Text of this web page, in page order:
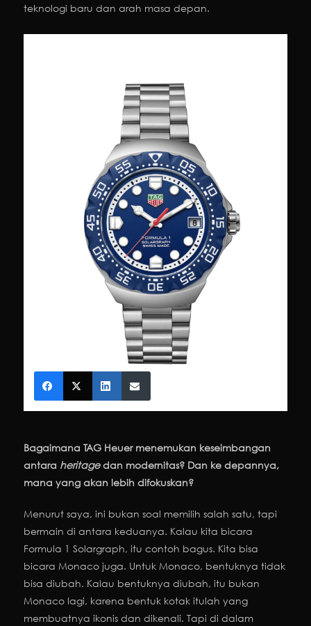
teknologi baru dan arah masa depan.
Bagaimana TAG Heuer menemukan keseimbangan
antara heritagedan modernitas? Dan ke depannya,
mana yang akan lebih difokuskan?
Menurut saya, ini bukan soal memilih salah satu, tapi
bermain di antara keduanya. Kalau kita bicara
Formula 1 Solargraph, itu contoh bagus. Kita bisa
bicara Monaco juga. Untuk Monaco, bentuknya tidak
bisa diubah. Kalau bentuknya diubah, itu bukan
Monaco lagi, karena bentuk kotak itulah yang
membuatnya ikonis dan dikenali. Tapi di dalam